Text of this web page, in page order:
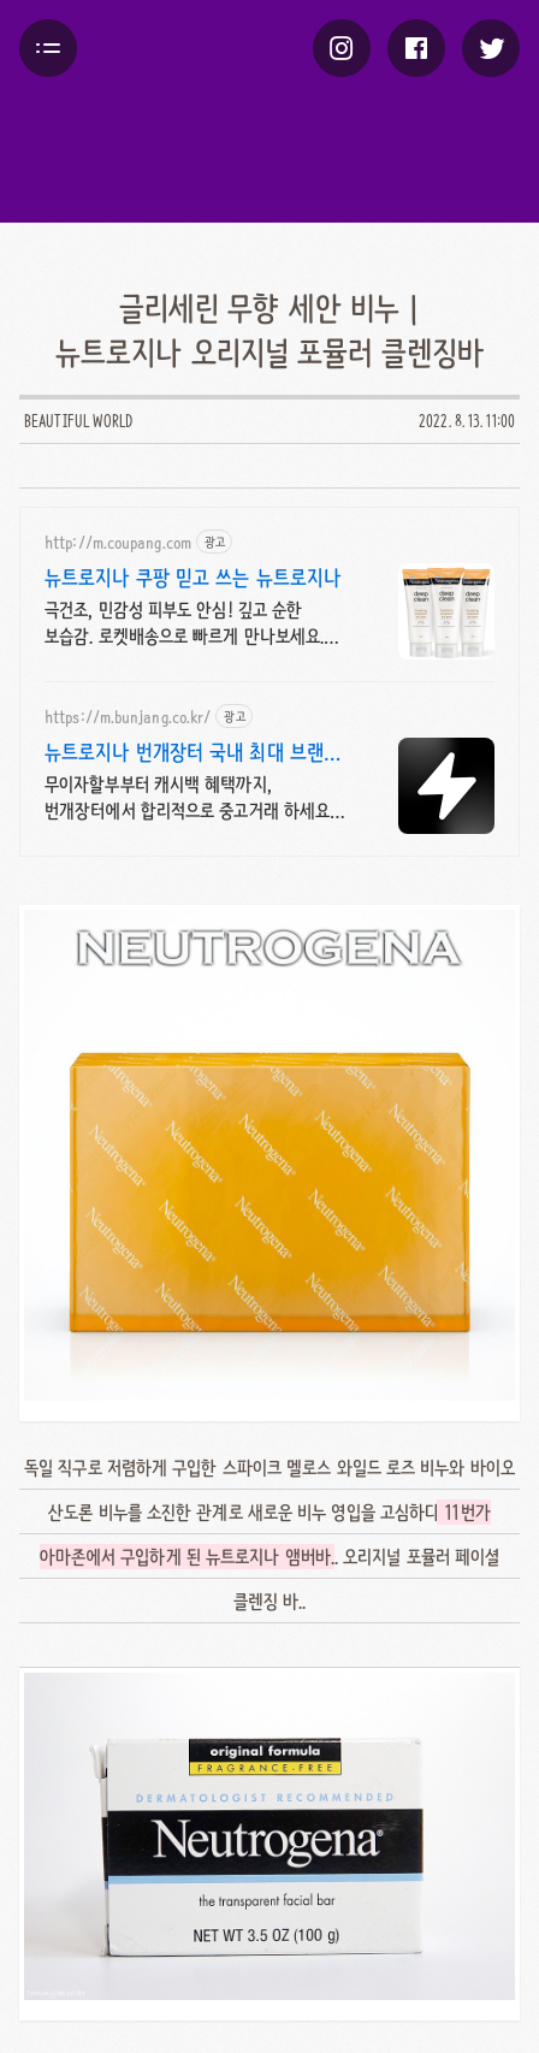
글리세린 무향 세안 비누 |
뉴트로지나 오리지널 포뮬러 클렌징바
BEAUTIFUL WORLD 2022. 8. 13. 11:00
http://m.coupang.com 광고
뉴트로지나 쿠팡 믿고 쓰는 뉴트로지나
극건조, 민감성 피부도 안심! 깊고 순한
보습감. 로켓배송으로 빠르게 만나보세요.
https://m.bunjang.co.kr/ 광고
뉴트로지나 번개장터 국내 최대 브랜드
중고거래
무이자할부부터 캐시백 혜택까지,
번개장터에서 합리적으로 중고거래 하세요
독일 직구로 저렴하게 구입한 스파이크 멜로스 와일드 로즈 비누와 바이오
산도론 비누를 소진한 관계로 새로운 비누 영입을 고심하다 11번가
아마존에서 구입하게 된 뉴트로지나 앰버바.. 오리지널 포뮬러 페이셜
클렌징 바..